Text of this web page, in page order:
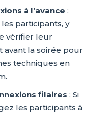
à l’avance :
participants, y
vérifier leur
avant la soirée pour
techniques en
filaires : Si
les participants à